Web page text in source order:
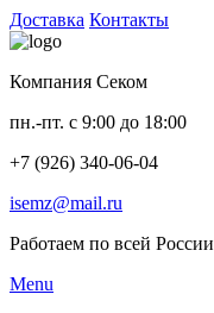
Доставка Контакты
Компания Секом
пн.-пт. с 9:00 до 18:00
+7 (926) 340-06-04
isemz@mail.ru
Работаем по всей России
Menu